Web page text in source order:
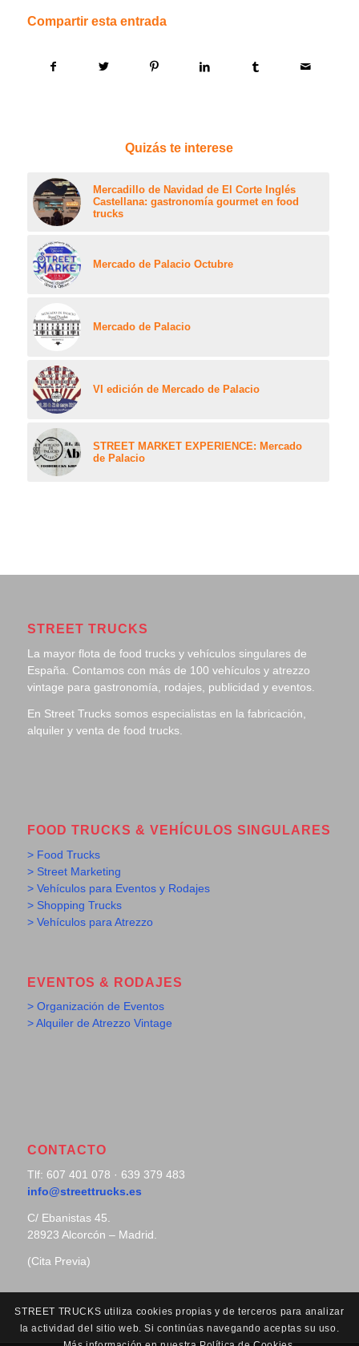
Compartir esta entrada
Quizás te interese
Mercadillo de Navidad de El Corte Inglés
Castellana: gastronomía gourmet en food
trucks
Mercado de Palacio Octubre
Mercado de Palacio
VI edición de Mercado de Palacio
STREET MARKET EXPERIENCE: Mercado
de Palacio
STREET TRUCKS
La mayor flota de food trucks y vehículos singulares de
España. Contamos con más de 100 vehículos y atrezzo
vintage para gastronomía, rodajes, publicidad y eventos.
En Street Trucks somos especialistas en la fabricación,
alquiler y venta de food trucks.
FOOD TRUCKS & VEHÍCULOS SINGULARES
> Food Trucks
> Street Marketing
> Vehículos para Eventos y Rodajes
> Shopping Trucks
> Vehículos para Atrezzo
EVENTOS & RODAJES
> Organización de Eventos
> Alquiler de Atrezzo Vintage
CONTACTO
Tlf: 607 401 078 · 639 379 483
info@streettrucks.es
C/ Ebanistas 45.
28923 Alcorcón – Madrid.
(Cita Previa)
STREET TRUCKS utiliza cookies propias y de terceros para analizar
la actividad del sitio web. Si continúas navegando aceptas su uso.